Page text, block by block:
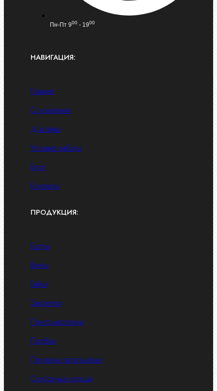
Пн-Пт 900 - 1900
НАВИГАЦИЯ:
Главная
О компании
Доставка
Условия работы
Блог
Контакты
ПРОДУКЦИЯ:
Болты
Винты
Гайки
Заклепки
Пресс-масленки
Пробки
Пружины тарельчатые
Стопорные кольца